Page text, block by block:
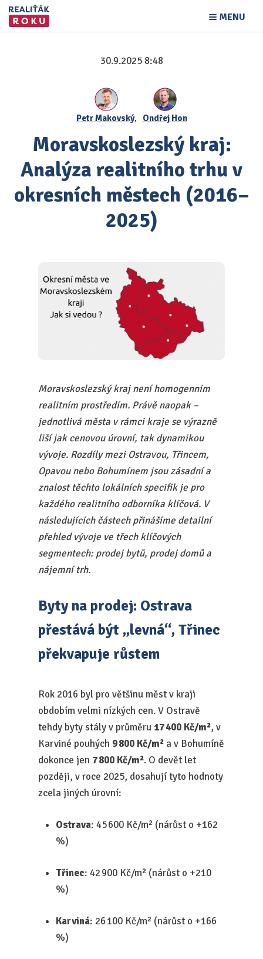
MENU
30.9.2025 8:48
Petr Makovský, Ondřej Hon
Moravskoslezský kraj:
Analýza realitního trhu v
okresních městech (2016–
2025)
Moravskoslezský kraj není homogenním
realitním prostředím. Právě naopak –
jednotlivá města v rámci kraje se výrazně
liší jak cenovou úrovní, tak dynamikou
vývoje. Rozdíly mezi Ostravou, Třincem,
Opavou nebo Bohumínem jsou zásadní a
znalost těchto lokálních specifik je pro
každého realitního odborníka klíčová. V
následujících částech přinášíme detailní
přehled vývoje ve třech klíčových
segmentech: prodej bytů, prodej domů a
nájemní trh.
Byty na prodej: Ostrava
přestává být „levná“, Třinec
překvapuje růstem
Rok 2016 byl pro většinu měst v kraji
obdobím velmi nízkých cen. V Ostravě
tehdy byty stály v průměru 17 400 Kč/m², v
Karviné pouhých 9 800 Kč/m²a v Bohumíně
dokonce jen 7 800 Kč/m². O devět let
později, v roce 2025, dosahují tyto hodnoty
zcela jiných úrovní:
Ostrava: 45 600 Kč/m² (nárůst o +162
%)
Třinec: 42 900 Kč/m² (nárůst o +210
%)
Karviná: 26 100 Kč/m² (nárůst o +166
%)